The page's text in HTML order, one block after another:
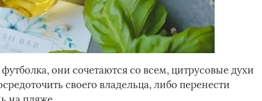
они сочетаются со всем, цитрусовые духи
своего владельца, либо перенести